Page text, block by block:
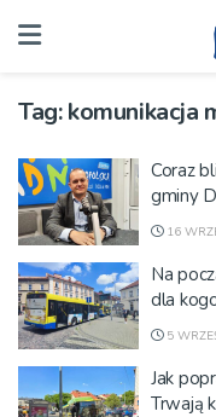
Tag:komunikacja
Coraz
gminy
16
Na
dla
5
Jak
Trwają